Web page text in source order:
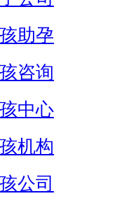
助孕
咨询
中心
机构
公司